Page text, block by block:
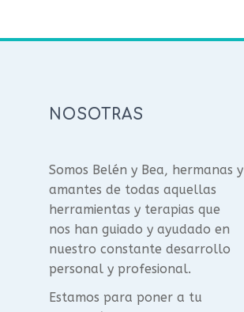
NOSOTRAS
Somos Belén y Bea, hermanas y
amantes de todas aquellas
herramientas y terapias que
nos han guiado y ayudado en
nuestro constante desarrollo
personal y profesional.
Estamos para poner a tu